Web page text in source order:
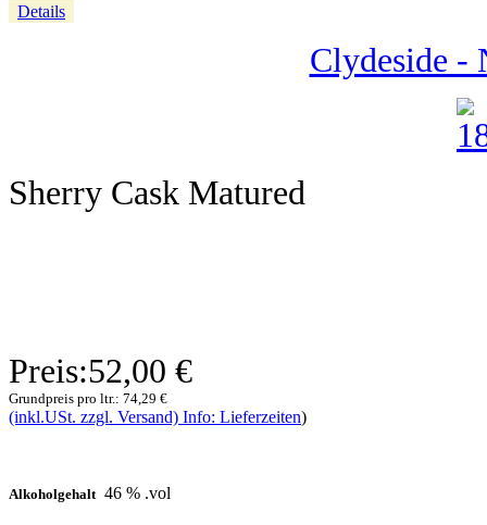
Details
Clydeside -
Sherry Cask Matured
Preis:52,00 €
Grundpreis pro ltr.: 74,29 €
(inkl.USt. zzgl. Versand) Info: Lieferzeiten)
Alkoholgehalt 46 % .vol